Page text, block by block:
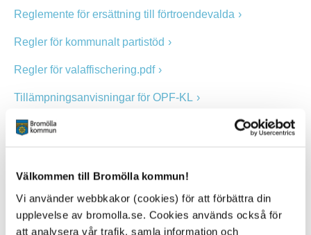
Välkommen till Bromölla kommun!
Vi använder webbkakor (cookies) för att förbättra din
upplevelse av bromolla.se. Cookies används också för
att analysera vår trafik, samla information och
Reglemente för ersättning till förtroendevalda
Regler för kommunalt partistöd
Regler för valaffischering.pdf
Tillämpningsanvisningar för OPF-KL
Johan Hejman
Kanslichef, kommunjurist
0456-82 22 47
(SMS0709-17 12 47)